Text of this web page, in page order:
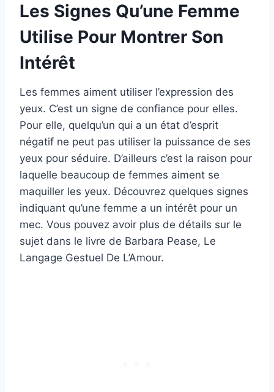
Les Signes Qu’une Femme
Utilise Pour Montrer Son
Intérêt
Les femmes aiment utiliser l’expression des
yeux. C’est un signe de confiance pour elles.
Pour elle, quelqu’un qui a un état d’esprit
négatif ne peut pas utiliser la puissance de ses
yeux pour séduire. D’ailleurs c’est la raison pour
laquelle beaucoup de femmes aiment se
maquiller les yeux. Découvrez quelques signes
indiquant qu’une femme a un intérêt pour un
mec. Vous pouvez avoir plus de détails sur le
sujet dans le livre de Barbara Pease, Le
Langage Gestuel De L’Amour.